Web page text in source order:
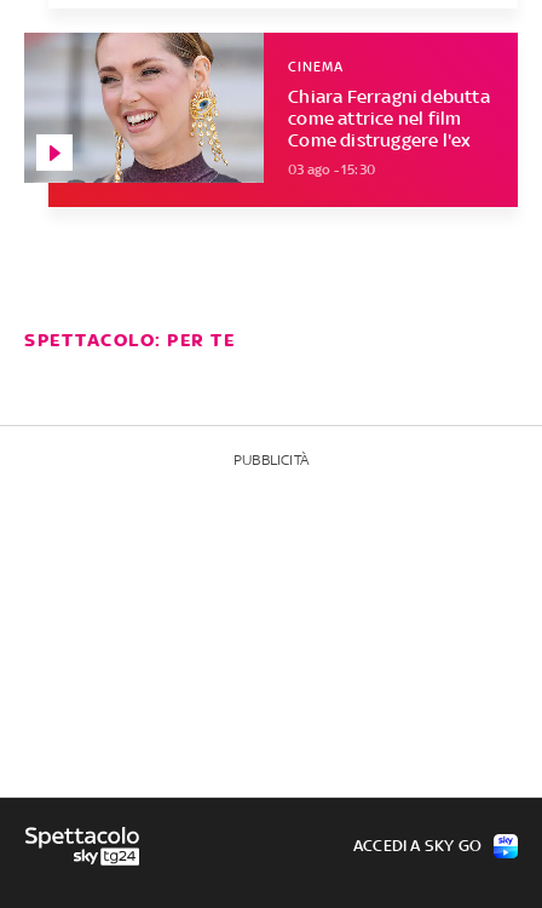
Chiara Ferragni debutta
come attrice nel film
Come distruggere l'ex
CINEMA
03 ago - 15:30
SPETTACOLO: PER TE
PUBBLICITÀ
ACCEDI A SKY GO